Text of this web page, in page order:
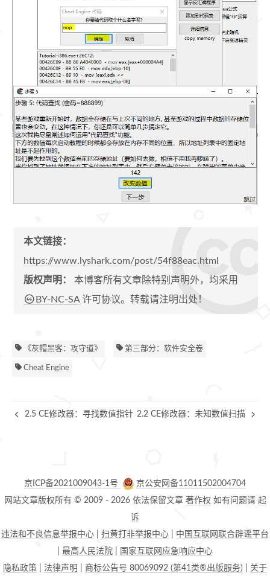
本文链接：
https://www.lyshark.com/post/54f88eac.html
版权声明： 本博客所有文章除特别声明外，均采用
BY-NC-SA许可协议。转载请注明出处！
《灰帽黑客：攻守道》 第三部分：软件安全卷
Cheat Engine
2.5 CE修改器：寻找数值指针 2.2 CE修改器：未知数值扫描
京ICP备2021009043-1号
京公安网备11011502004704
网站文章版权所有 © 2009 - 2026 依法保留文章 著作权 如有问题请 起
诉
违法和不良信息举报中心
扫黄打非举报中心
中国互联网联合辟谣平台
最高人民法院
国家互联网应急响应中心
隐私政策
法律声明 商标公告号 80069092 (第41类®出版服务) 关于